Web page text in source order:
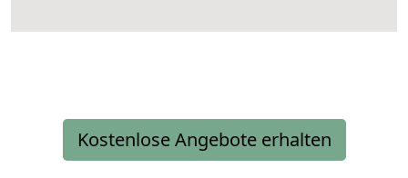
Kostenlose Angebote erhalten